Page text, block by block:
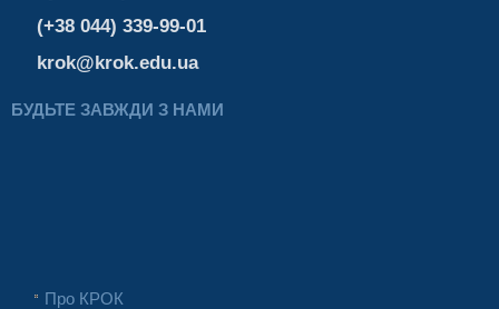
(+38 044) 339-99-01
krok@krok.edu.ua
БУДЬТЕ ЗАВЖДИ З НАМИ
Про КРОК